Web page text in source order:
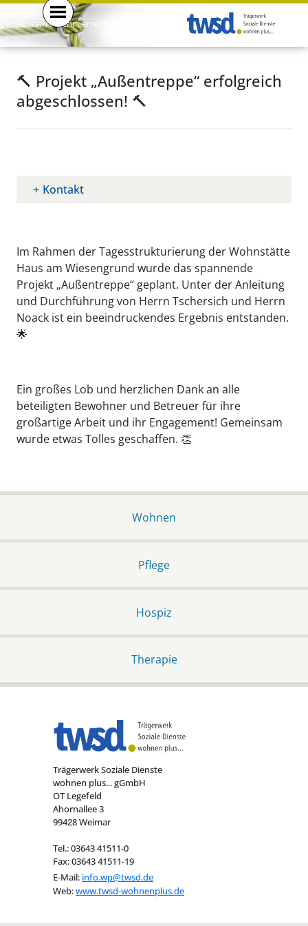
gemeinsam . mehr . erreichen .
🔨 Projekt „Außentreppe“ erfolgreich
abgeschlossen! 🔨
Kontakt
Im Rahmen der Tagesstrukturierung der Wohnstätte
Haus am Wiesengrund wurde das spannende
Projekt „Außentreppe“ geplant. Unter der Anleitung
und Durchführung von Herrn Tschersich und Herrn
Noack ist ein beeindruckendes Ergebnis entstanden.
🌟
Ein großes Lob und herzlichen Dank an alle
beteiligten Bewohner und Betreuer für ihre
großartige Arbeit und ihr Engagement! Gemeinsam
wurde etwas Tolles geschaffen. 👏
Wohnen
Pflege
Hospiz
Therapie
Trägerwerk Soziale Dienste
wohnen plus... gGmbH
OT Legefeld
Ahornallee 3
99428 Weimar
Tel.: 03643 41511-0
Fax: 03643 41511-19
E-Mail: info.wp@twsd.de
Web:www.twsd-wohnenplus.de